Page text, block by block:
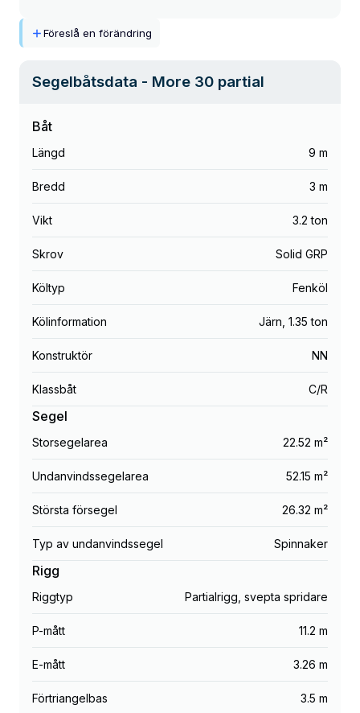
Föreslå en förändring
Segelbåtsdata - More 30 partial
Båt
Längd 9 m
Bredd 3 m
Vikt 3.2 ton
Skrov Solid GRP
Költyp Fenköl
Kölinformation Järn 1.35 ton
Konstruktör NN
Klassbåt C/R
Segel
Storsegelarea 22.52 m²
Undanvindssegelarea 52.15 m²
Största försegel 26.32 m²
Typ av undanvindssegel Spinnaker
Rigg
Riggtyp Partialrigg, svepta spridare
P-mått 11.2 m
E-mått 3.26 m
Förtriangelbas 3.5 m